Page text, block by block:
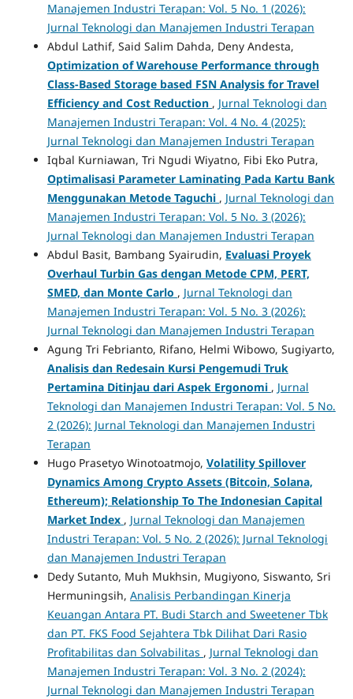
Manajemen Industri Terapan: Vol. 5 No. 1 (2026):
Jurnal Teknologi dan Manajemen Industri Terapan
Abdul Lathif, Said Salim Dahda, Deny Andesta,
Optimization of Warehouse Performance through
Class-Based Storage based FSN Analysis for Travel
Efficiency and Cost Reduction , Jurnal Teknologi dan
Manajemen Industri Terapan: Vol. 4 No. 4 (2025):
Jurnal Teknologi dan Manajemen Industri Terapan
Iqbal Kurniawan, Tri Ngudi Wiyatno, Fibi Eko Putra,
Optimalisasi Parameter Laminating Pada Kartu Bank
Menggunakan Metode Taguchi , Jurnal Teknologi dan
Manajemen Industri Terapan: Vol. 5 No. 3 (2026):
Jurnal Teknologi dan Manajemen Industri Terapan
Abdul Basit, Bambang Syairudin, Evaluasi Proyek
Overhaul Turbin Gas dengan Metode CPM, PERT,
SMED, dan Monte Carlo , Jurnal Teknologi dan
Manajemen Industri Terapan: Vol. 5 No. 3 (2026):
Jurnal Teknologi dan Manajemen Industri Terapan
Agung Tri Febrianto, Rifano, Helmi Wibowo, Sugiyarto,
Analisis dan Redesain Kursi Pengemudi Truk
Pertamina Ditinjau dari Aspek Ergonomi , Jurnal
Teknologi dan Manajemen Industri Terapan: Vol. 5 No.
2 (2026): Jurnal Teknologi dan Manajemen Industri
Terapan
Hugo Prasetyo Winotoatmojo, Volatility Spillover
Dynamics Among Crypto Assets (Bitcoin, Solana,
Ethereum); Relationship To The Indonesian Capital
Market Index , Jurnal Teknologi dan Manajemen
Industri Terapan: Vol. 5 No. 2 (2026): Jurnal Teknologi
dan Manajemen Industri Terapan
Dedy Sutanto, Muh Mukhsin, Mugiyono, Siswanto, Sri
Hermuningsih, Analisis Perbandingan Kinerja
Keuangan Antara PT. Budi Starch and Sweetener Tbk
dan PT. FKS Food Sejahtera Tbk Dilihat Dari Rasio
Profitabilitas dan Solvabilitas , Jurnal Teknologi dan
Manajemen Industri Terapan: Vol. 3 No. 2 (2024):
Jurnal Teknologi dan Manajemen Industri Terapan